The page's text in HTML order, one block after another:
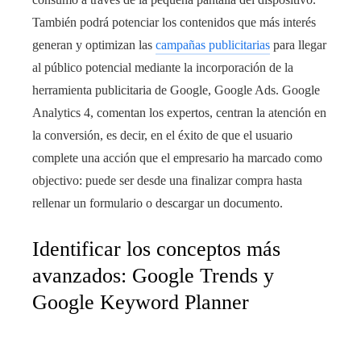
También podrá potenciar los contenidos que más interés
generan y optimizan las campañas publicitarias para llegar
al público potencial mediante la incorporación de la
herramienta publicitaria de Google, Google Ads. Google
Analytics 4, comentan los expertos, centran la atención en
la conversión, es decir, en el éxito de que el usuario
complete una acción que el empresario ha marcado como
objectivo: puede ser desde una finalizar compra hasta
rellenar un formulario o descargar un documento.
Identificar los conceptos más
avanzados: Google Trends y
Google Keyword Planner